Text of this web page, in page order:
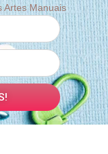
Artes Manuais